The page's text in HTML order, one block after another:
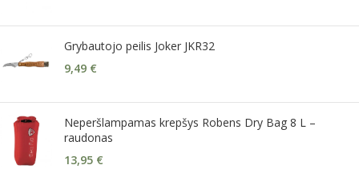
Grybautojo peilis Joker JKR32
9,49 €
Neperšlampamas krepšys Robens Dry Bag 8 L –
raudonas
13,95 €